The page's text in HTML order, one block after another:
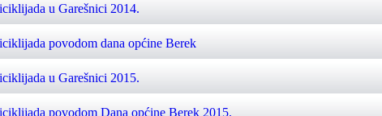
u Garešnici 2014.
povodom dana općine Berek
u Garešnici 2015.
povodom Dana općine Berek 2015.